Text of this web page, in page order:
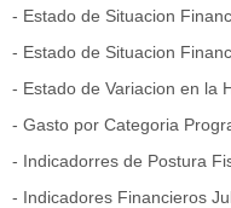
- Estado de Situacion
- Estado de Situacion
- Estado de Variacion en la
- Gasto por Categoria
- Indicadorres de Postura
- Indicadores Financieros